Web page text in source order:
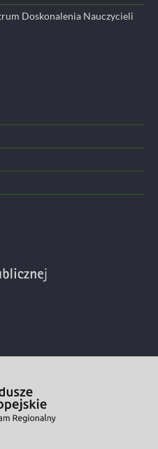
Doskonalenia Nauczycieli